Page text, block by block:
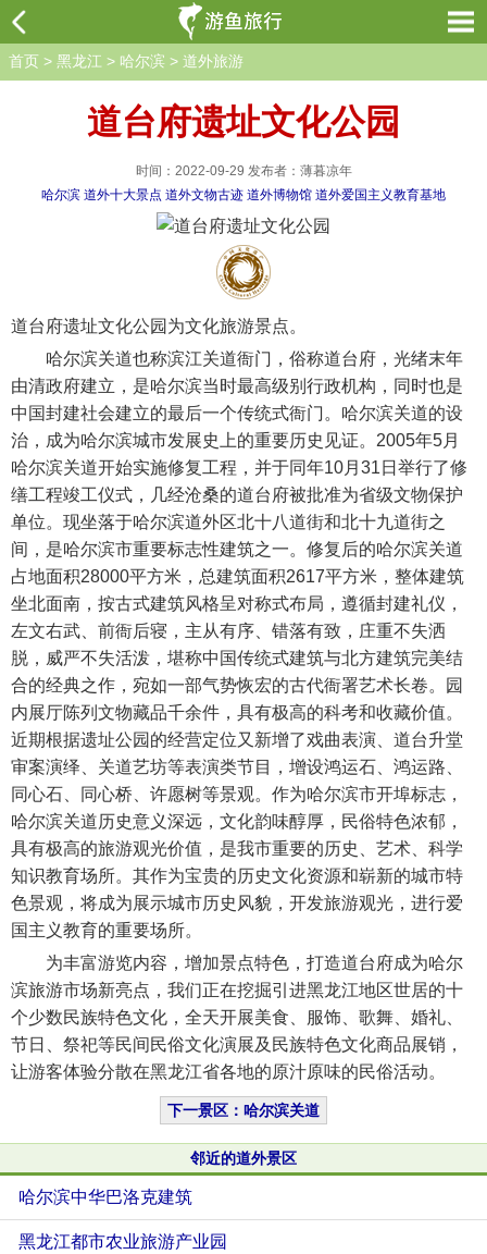
首页 > 黑龙江 > 哈尔滨 > 道外旅游
道台府遗址文化公园
时间：2022-09-29 发布者：薄暮凉年
哈尔滨 道外十大景点 道外文物古迹 道外博物馆 道外爱国主义教育基地
道台府遗址文化公园为文化旅游景点。
哈尔滨关道也称滨江关道衙门，俗称道台府，光绪末年
由清政府建立，是哈尔滨当时最高级别行政机构，同时也是
中国封建社会建立的最后一个传统式衙门。哈尔滨关道的设
治，成为哈尔滨城市发展史上的重要历史见证。2005年5月
哈尔滨关道开始实施修复工程，并于同年10月31日举行了修
缮工程竣工仪式，几经沧桑的道台府被批准为省级文物保护
单位。现坐落于哈尔滨道外区北十八道街和北十九道街之
间，是哈尔滨市重要标志性建筑之一。修复后的哈尔滨关道
占地面积28000平方米，总建筑面积2617平方米，整体建筑
坐北面南，按古式建筑风格呈对称式布局，遵循封建礼仪，
左文右武、前衙后寝，主从有序、错落有致，庄重不失洒
脱，威严不失活泼，堪称中国传统式建筑与北方建筑完美结
合的经典之作，宛如一部气势恢宏的古代衙署艺术长卷。园
内展厅陈列文物藏品千余件，具有极高的科考和收藏价值。
近期根据遗址公园的经营定位又新增了戏曲表演、道台升堂
审案演绎、关道艺坊等表演类节目，增设鸿运石、鸿运路、
同心石、同心桥、许愿树等景观。作为哈尔滨市开埠标志，
哈尔滨关道历史意义深远，文化韵味醇厚，民俗特色浓郁，
具有极高的旅游观光价值，是我市重要的历史、艺术、科学
知识教育场所。其作为宝贵的历史文化资源和崭新的城市特
色景观，将成为展示城市历史风貌，开发旅游观光，进行爱
国主义教育的重要场所。
为丰富游览内容，增加景点特色，打造道台府成为哈尔
滨旅游市场新亮点，我们正在挖掘引进黑龙江地区世居的十
个少数民族特色文化，全天开展美食、服饰、歌舞、婚礼、
节日、祭祀等民间民俗文化演展及民族特色文化商品展销，
让游客体验分散在黑龙江省各地的原汁原味的民俗活动。
下一景区：哈尔滨关道
邻近的道外景区
哈尔滨中华巴洛克建筑
黑龙江都市农业旅游产业园